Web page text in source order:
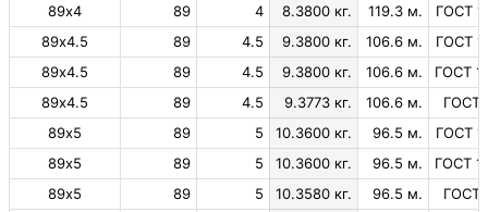
89х4
89 4 8.3800 кг. 119.3 м.
ГОСТ
89х4.5
89 4.5 9.3800 кг. 106.6 м.
ГОСТ
89х4.5
89 4.5 9.3800 кг. 106.6 м.
ГОСТ
89х4.5
89 4.5 9.3773 кг. 106.6 м.
ГОСТ
89х5
89 5 10.3600 кг. 96.5 м.
ГОСТ
89х5
89 5 10.3600 кг. 96.5 м.
ГОСТ
89х5
89 5 10.3580 кг. 96.5 м.
ГОСТ